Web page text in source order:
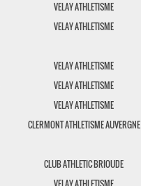
VELAY ATHLETISME
VELAY ATHLETISME
VELAY ATHLETISME
VELAY ATHLETISME
VELAY ATHLETISME
CLERMONT ATHLETISME AUVERGNE
CLUB ATHLETIC BRIOUDE
VELAY ATHLETISME